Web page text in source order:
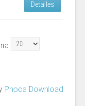
Detalles
Phoca Download